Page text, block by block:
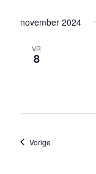
november 2024
VR
8
VorigeEvenementen